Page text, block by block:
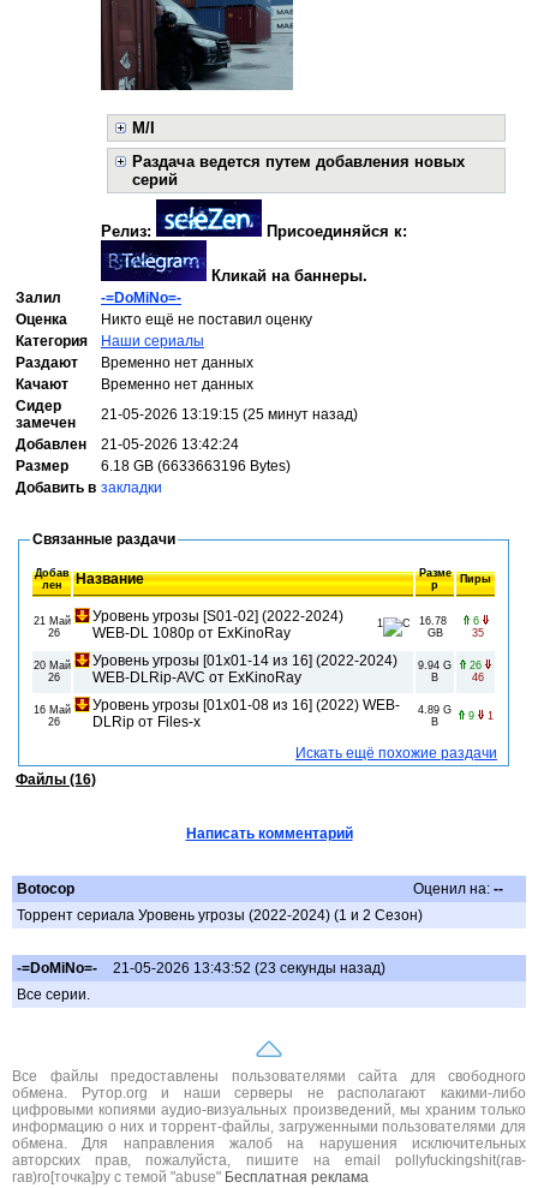
M/I
Раздача ведется путем добавления новых
серий
Релиз: Присоединяйся к:
Кликай на баннеры.
Залил
-=DoMiNo=-
Оценка
Никто ещё не поставил оценку
Категория
Наши сериалы
Раздают
Временно нет данных
Качают
Временно нет данных
Сидер
замечен
21-05-2026 13:19:15 (25 минут назад)
Добавлен
21-05-2026 13:42:24
Размер
6.18 GB (6633663196 Bytes)
Добавить в закладки
Связанные раздачи
Добав
лен
Название
Разме
р
Пиры
21 Май
26
Уровень угрозы [S01-02] (2022-2024)
WEB-DL 1080p от ExKinoRay
1
16.78
GB
6
35
20 Май
26
Уровень угрозы [01x01-14 из 16] (2022-2024)
WEB-DLRip-AVC от ExKinoRay
9.94 G
B
26
46
16 Май
26
Уровень угрозы [01x01-08 из 16] (2022) WEB-
DLRip от Files-x
4.89 G
B
9 1
Искать ещё похожие раздачи
Файлы (16)
Написать комментарий
Botocop Оценил на: --
Торрент сериала Уровень угрозы (2022-2024) (1 и 2 Сезон)
-=DoMiNo=-
21-05-2026 13:43:52 (23 секунды назад)
Все серии.
Все файлы предоставлены пользователями сайта для свободного
обмена. Рутор.org и наши серверы не располагают какими-либо
цифровыми копиями аудио-визуальных произведений, мы храним только
информацию о них и торрент-файлы, загруженными пользователями для
обмена. Для направления жалоб на нарушения исключительных
авторских прав, пожалуйста, пишите на email pollyfuckingshit(гав-
гав)ro[точка]ру с темой "abuse" Бесплатная реклама